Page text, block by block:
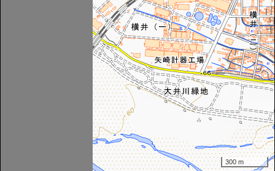
300 m